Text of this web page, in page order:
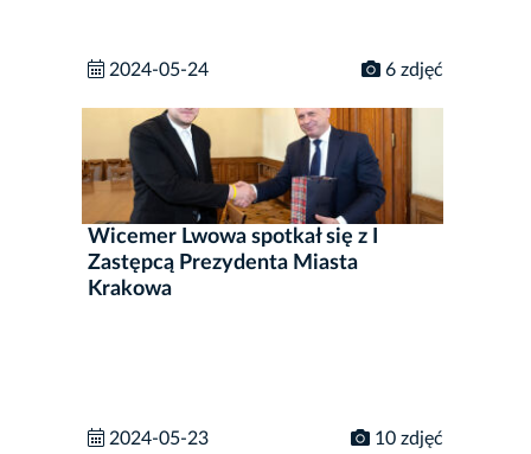
2024-05-24 6 zdjęć
Wicemer Lwowa spotkał się z I
Zastępcą Prezydenta Miasta
Krakowa
2024-05-23 10 zdjęć